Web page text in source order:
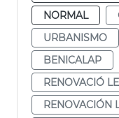
NORMAL
URBANISMO
BENICALAP
RENOVACIÓ
RENOVACIÓN